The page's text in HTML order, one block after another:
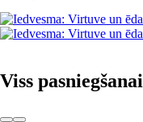
Viss pasniegšanai